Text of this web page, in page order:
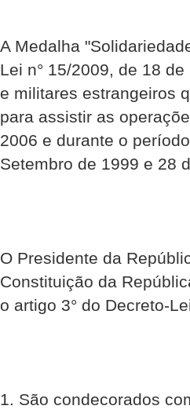
A Medalha
Lei n° 15/2009, de 18
e militares estrangeiros
para assistir as
2006 e durante o
Setembro de 1999 e 28
O Presidente da
Constituição da
o artigo 3° do Decreto-
1. São condecorados